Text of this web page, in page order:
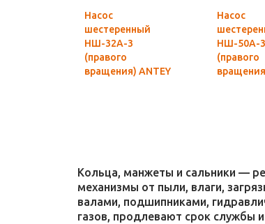
Насос
шестеренный
НШ-32А-3
(правого
вращения) ANTEY
Насос
НШ-50А-3
(правого
Кольца, манжеты и сальники —
механизмы от пыли, влаги,
валами, подшипниками,
газов, продлевают срок службы